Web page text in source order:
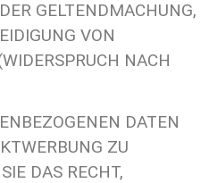
GELTENDMACHUNG,
VON
NACH
DATEN
ZU
DAS RECHT,